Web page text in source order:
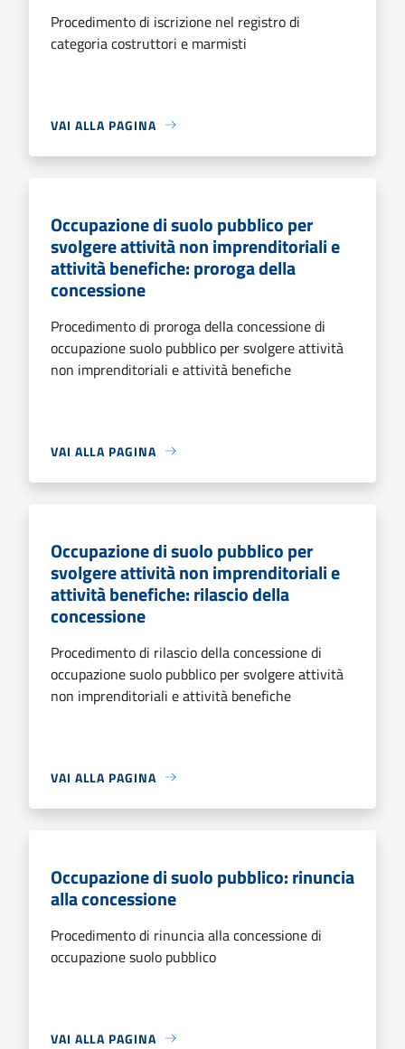
Procedimento di iscrizione nel registro di
categoria costruttori e marmisti
VAI ALLA PAGINA
Occupazione di suolo pubblico per
svolgere attività non imprenditoriali e
attività benefiche: proroga della
concessione
Procedimento di proroga della concessione di
occupazione suolo pubblico per svolgere attività
non imprenditoriali e attività benefiche
VAI ALLA PAGINA
Occupazione di suolo pubblico per
svolgere attività non imprenditoriali e
attività benefiche: rilascio della
concessione
Procedimento di rilascio della concessione di
occupazione suolo pubblico per svolgere attività
non imprenditoriali e attività benefiche
VAI ALLA PAGINA
Occupazione di suolo pubblico: rinuncia
alla concessione
Procedimento di rinuncia alla concessione di
occupazione suolo pubblico
VAI ALLA PAGINA